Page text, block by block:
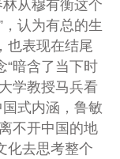
从穆有衡这个
认为有总的生
也表现在结尾
“暗含了当下时
学教授马兵看
式内涵，鲁敏
不开中国的地
化去思考整个